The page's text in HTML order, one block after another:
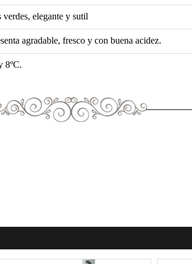
elegante y sutil
agradable, fresco y con buena acidez.
8ºC.